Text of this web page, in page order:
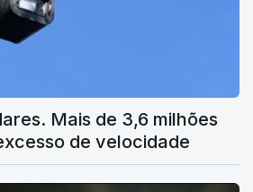
Mais de 3,6 milhões
de velocidade